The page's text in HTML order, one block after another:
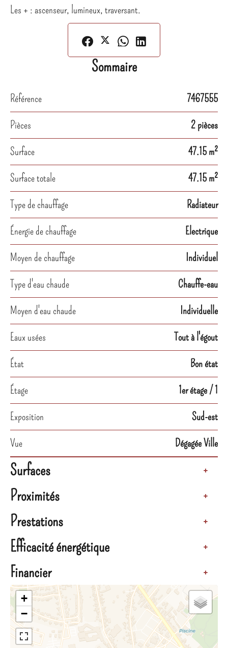
Les + : ascenseur, lumineux, traversant.
Sommaire
Référence
7467555
Pièces
2 pièces
Surface
47.15 m²
Surface totale
47.15 m²
Type de chauffage
Radiateur
Énergie de chauffage
Electrique
Moyen de chauffage
Individuel
Type d'eau chaude
Chauffe-eau
Moyen d'eau chaude
Individuelle
Eaux usées
Tout à l'égout
État
Bon état
Étage
1er étage / 1
Exposition
Sud-est
Vue
Dégagée Ville
Surfaces +
Proximités +
Prestations +
Efficacité énergétique +
Financier +
+
−